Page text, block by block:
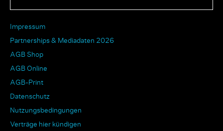
Impressum
Partnerships & Mediadaten 2026
AGB Shop
AGB Online
AGB-Print
Datenschutz
Nutzungsbedingungen
Verträge hier kündigen